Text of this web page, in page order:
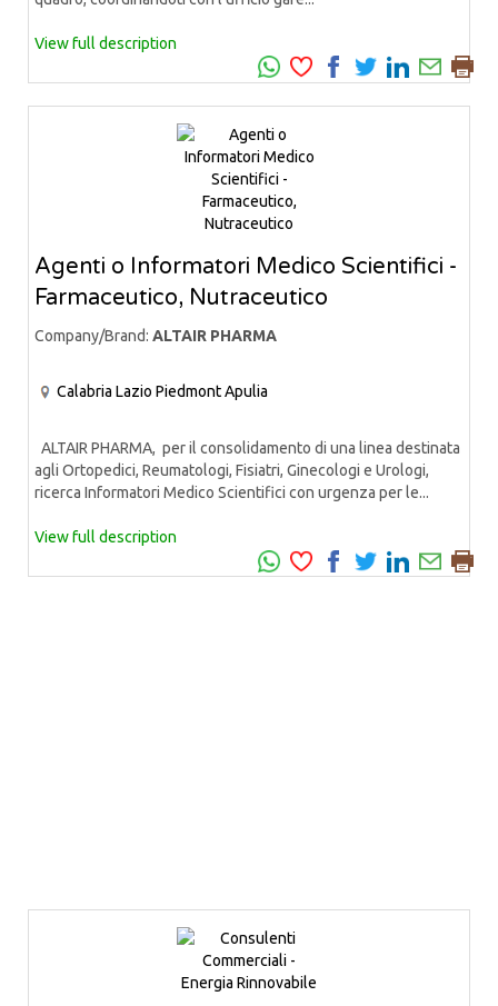
View full description
Agenti o Informatori Medico Scientifici -
Farmaceutico, Nutraceutico
Company/Brand: ALTAIR PHARMA
Calabria Lazio PiedmontApulia
ALTAIR PHARMA, per il consolidamento di una linea destinata
agli Ortopedici, Reumatologi, Fisiatri, Ginecologi e Urologi,
ricerca Informatori Medico Scientifici con urgenza per le...
View full description